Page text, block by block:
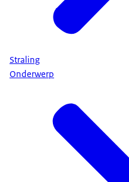
Straling
Onderwerp